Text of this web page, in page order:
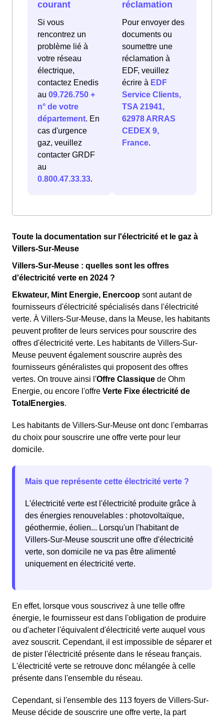
courant
Si vous
rencontrez un
problème lié à
votre réseau
électrique,
contactez Enedis
au 09.726.750 +
n° de votre
département. En
cas d'urgence
gaz, veuillez
contacter GRDF
au
0.800.47.33.33.
réclamation
Pour envoyer des
documents ou
soumettre une
réclamation à
EDF, veuillez
écrire à EDF
Service Clients,
TSA 21941,
62978 ARRAS
CEDEX 9,
France.
Toute la documentation sur l'électricité et le gaz à
Villers-Sur-Meuse
Villers-Sur-Meuse : quelles sont les offres
d'électricité verte en 2024 ?
Ekwateur, Mint Energie, Enercoop sont autant de
fournisseurs d'électricité spécialisés dans l'électricité
verte. À Villers-Sur-Meuse, dans la Meuse, les habitants
peuvent profiter de leurs services pour souscrire des
offres d'électricité verte. Les habitants de Villers-Sur-
Meuse peuvent également souscrire auprès des
fournisseurs généralistes qui proposent des offres
vertes. On trouve ainsi l'Offre Classique de Ohm
Energie, ou encore l'offre Verte Fixe électricité de
TotalEnergies.
Les habitants de Villers-Sur-Meuse ont donc l'embarras
du choix pour souscrire une offre verte pour leur
domicile.
Mais que représente cette électricité verte ?
L'électricité verte est l'électricité produite grâce à
des énergies renouvelables : photovoltaïque,
géothermie, éolien... Lorsqu'un l'habitant de
Villers-Sur-Meuse souscrit une offre d'électricité
verte, son domicile ne va pas être alimenté
uniquement en électricité verte.
En effet, lorsque vous souscrivez à une telle offre
énergie, le fournisseur est dans l'obligation de produire
ou d'acheter l'équivalent d'électricité verte auquel vous
avez souscrit. Cependant, il est impossible de séparer et
de pister l'électricité présente dans le réseau français.
L'électricité verte se retrouve donc mélangée à celle
présente dans l'ensemble du réseau.
Cependant, si l'ensemble des 113 foyers de Villers-Sur-
Meuse décide de souscrire une offre verte, la part